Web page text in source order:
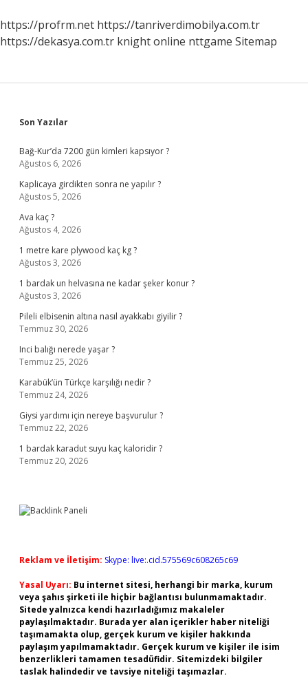
https://profrm.net https://tanriverdimobilya.com.tr
https://dekasya.com.tr knight online nttgame Sitemap
Sidebar
Son Yazılar
Bağ-Kur’da 7200 gün kimleri kapsıyor ?
Ağustos 6, 2026
Kaplicaya girdikten sonra ne yapılır ?
Ağustos 5, 2026
Ava kaç ?
Ağustos 4, 2026
1 metre kare plywood kaç kg ?
Ağustos 3, 2026
1 bardak un helvasına ne kadar şeker konur ?
Ağustos 3, 2026
Pileli elbisenin altına nasıl ayakkabı giyilir ?
Temmuz 30, 2026
Inci balığı nerede yaşar ?
Temmuz 25, 2026
Karabük’ün Türkçe karşılığı nedir ?
Temmuz 24, 2026
Giysi yardımı için nereye başvurulur ?
Temmuz 22, 2026
1 bardak karadut suyu kaç kaloridir ?
Temmuz 20, 2026
Reklam ve İletişim: Skype: live:.cid.575569c608265c69
Yasal Uyarı: Bu internet sitesi, herhangi bir marka, kurum
veya şahıs şirketi ile hiçbir bağlantısı bulunmamaktadır.
Sitede yalnızca kendi hazırladığımız makaleler
paylaşılmaktadır. Burada yer alan içerikler haber niteliği
taşımamakta olup, gerçek kurum ve kişiler hakkında
paylaşım yapılmamaktadır. Gerçek kurum ve kişiler ile isim
benzerlikleri tamamen tesadüfidir. Sitemizdeki bilgiler
taslak halindedir ve tavsiye niteliği taşımazlar.